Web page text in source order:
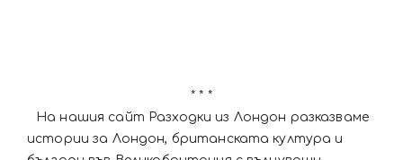
* * *
На нашия сайт Разходки из Лондон разказваме
истории за Лондон, британската култура и